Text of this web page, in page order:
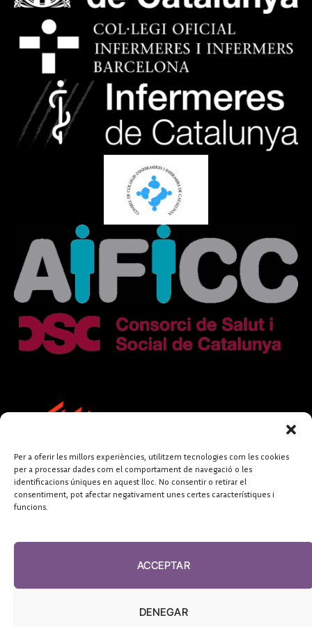
Per a oferir les millors experiències, utilitzem tecnologies com les cookies
per a processar dades com el comportament de navegació o les
identificacions úniques en aquest lloc. No consentir o retirar el
consentiment, pot afectar negativament unes certes característiques i
funcions.
ACCEPTAR
DENEGAR
FUNDACIÓ